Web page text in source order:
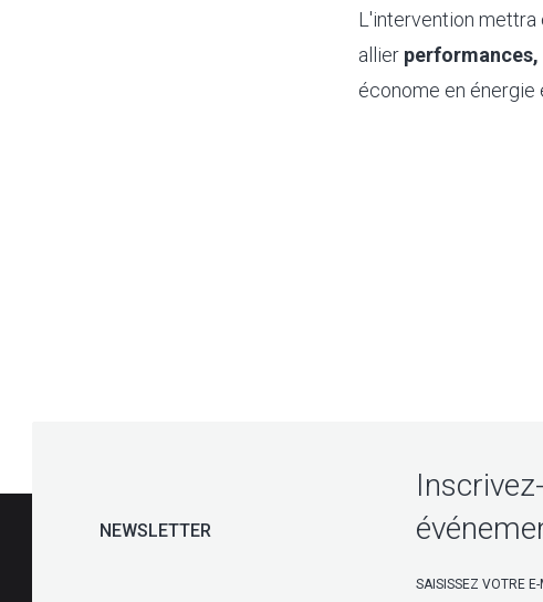
L'intervention
allier
économe en énergie
NEWSLETTER